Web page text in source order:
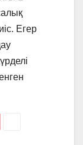
Егер